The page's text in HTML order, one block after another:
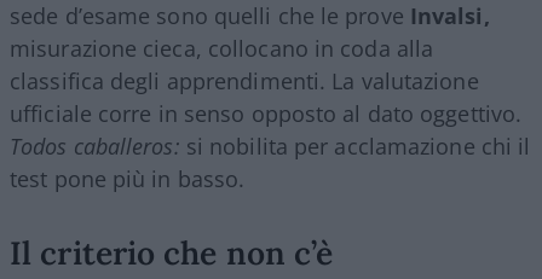
sede d’esame sono quelli che le prove Invalsi,
misurazione cieca, collocano in coda alla
classifica degli apprendimenti. La valutazione
ufficiale corre in senso opposto al dato oggettivo.
Todos caballeros: si nobilita per acclamazione chi il
test pone più in basso.
Il criterio che non c’è